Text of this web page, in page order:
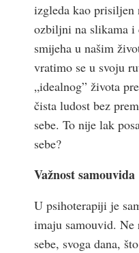
izgleda kao prisiljen
ozbiljni na slikama i
smijeha u našim
vratimo se u svoju
„idealnog” života
čista ludost bez
sebe. To nije lak
sebe?
Važnost samouvida
U psihoterapiji je
imaju samouvid. Ne
sebe, svoga dana,